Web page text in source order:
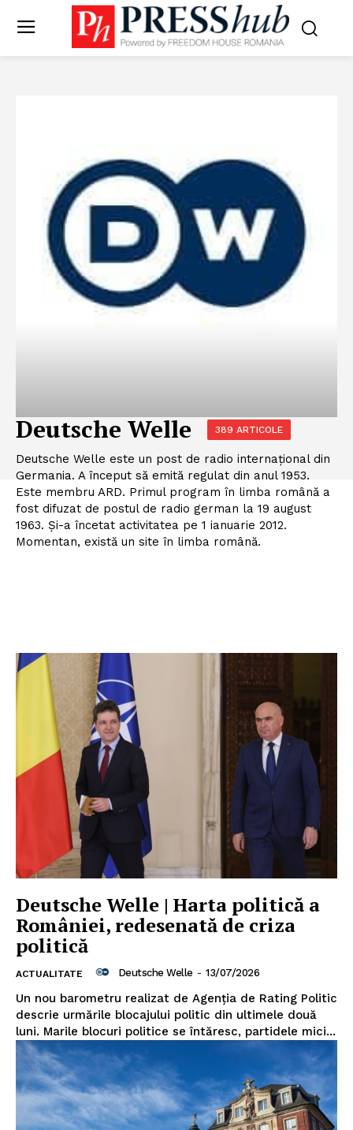
Deutsche Welle 389 ARTICOLE
Deutsche Welle este un post de radio internațional din
Germania. A început să emită regulat din anul 1953.
Este membru ARD. Primul program în limba română a
fost difuzat de postul de radio german la 19 august
1963. Și-a încetat activitatea pe 1 ianuarie 2012.
Momentan, există un site în limba română.
Deutsche Welle | Harta politică a
României, redesenată de criza
politică
ACTUALITATE Deutsche Welle - 13/07/2026
Un nou barometru realizat de Agenția de Rating Politic
descrie urmările blocajului politic din ultimele două
luni. Marile blocuri politice se întăresc, partidele mici...